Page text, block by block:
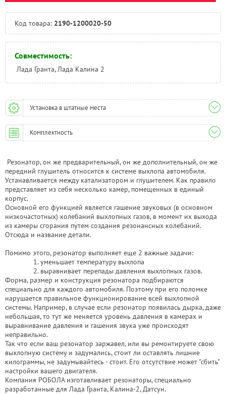
Код товара: 2190-1200020-50
Совместимость:
Лада Гранта, Лада Калина 2
Установка в штатные места
Комплектность
Резонатор, он же предварительный, он же дополнительный, он же
передний глушитель относится к системе выхлопа автомобиля.
Устанавливается между катализатором и глушителем. Как правило
представляет из себя несколько камер, помещенных в единый
корпус.
Основной его функцией является гашение звуковых (в основном
низкочастотных) колебаний выхлопных газов, в момент их выхода
из камеры сгорания путем создания резонансных колебаний.
Отсюда и название детали.
Помимо этого, резонатор выполняет еще 2 важные задачи:
уменьшает температуру выхлопа
выравнивает перепады давления выхлопных газов.
Форма, размер и конструкция резонатора подбираются
специально для каждого автомобиля. Поэтому при его поломке
нарушается правильное функционирование всей выхлопной
системы. Например, в случае если резонатор появилась дырка, даже
небольшая, то тут же меняется уровень давления в камерах и
выравнивание давления и гашения звука уже происходят
неправильно.
Так что если ваш резонатор заржавел, или вы ремонтируете свою
выхлопную систему и задумались, стоит ли оставлять лишние
килограммы, не задумывайтесь - стоит. Его отсутствие может "сбить"
настройки вашего двигателя.
Компания РОБОЛА изготавливает резонаторы, специально
разработанные для Лада Гранта, Калина-2, Датсун.